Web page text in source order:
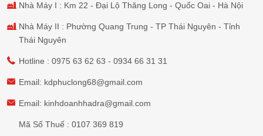
Nhà Máy I : Km 22 - Đại Lộ Thăng Long - Quốc Oai - Hà Nội
Nhà Máy II : Phường Quang Trung - TP Thái Nguyên - Tỉnh
Thái Nguyên
Hotline : 0975 63 62 63 - 0934 66 31 31
Email: kdphuclong68@gmail.com
Email: kinhdoanhhadra@gmail.com
Mã Số Thuế : 0107 369 819